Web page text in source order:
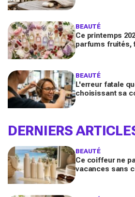
BEAUTÉ
Ce printemps
parfums fruités,
BEAUTÉ
L'erreur fatale
choisissant sa
DERNIERS
BEAUTÉ
Ce coiffeur ne
vacances sans